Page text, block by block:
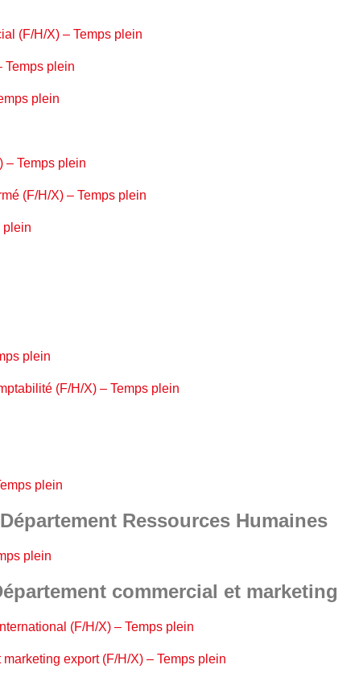
(F/H/X) – Temps plein
Temps plein
plein
– Temps plein
(F/H/X) – Temps plein
plein
plein
(F/H/X) – Temps plein
plein
Département Ressources Humaines
plein
commercial et marketing
(F/H/X) – Temps plein
export (F/H/X) – Temps plein